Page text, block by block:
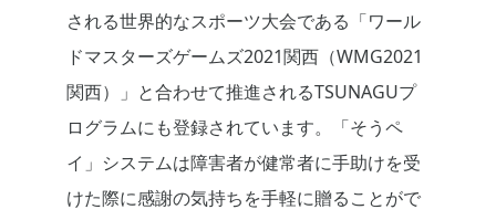
される世界的なスポーツ大会である「ワール
ドマスターズゲームズ2021関西（WMG2021
関西）」と合わせて推進されるTSUNAGUプ
ログラムにも登録されています。「そうペ
イ」システムは障害者が健常者に手助けを受
けた際に感謝の気持ちを手軽に贈ることがで